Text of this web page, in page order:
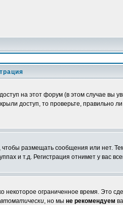
на этот форум (в этом случае вы
доступ, то проверьте, правильно
размещать сообщения или нет.
и т.д. Регистрация отнимет у вас
ограниченное время. Это
, но мы не рекомендуем